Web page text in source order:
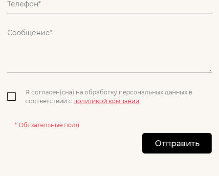
Я согласен(сна) на обработку персональных данных в
соответствии с политикой компании
* Обязательные поля
Отправить